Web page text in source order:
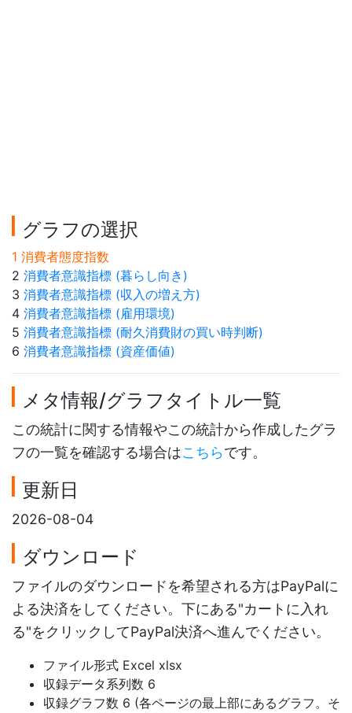
グラフの選択
1 消費者態度指数
2 消費者意識指標 (暮らし向き)
3 消費者意識指標 (収入の増え方)
4 消費者意識指標 (雇用環境)
5 消費者意識指標 (耐久消費財の買い時判断)
6 消費者意識指標 (資産価値)
メタ情報/グラフタイトル一覧
この統計に関する情報やこの統計から作成したグラ
フの一覧を確認する場合はこちらです。
更新日
2026-08-04
ダウンロード
ファイルのダウンロードを希望される方はPayPalに
よる決済をしてください。下にある"カートに入れ
る"をクリックしてPayPal決済へ進んでください。
ファイル形式 Excel xlsx
収録データ系列数 6
収録グラフ数 6 (各ページの最上部にあるグラフ。そ